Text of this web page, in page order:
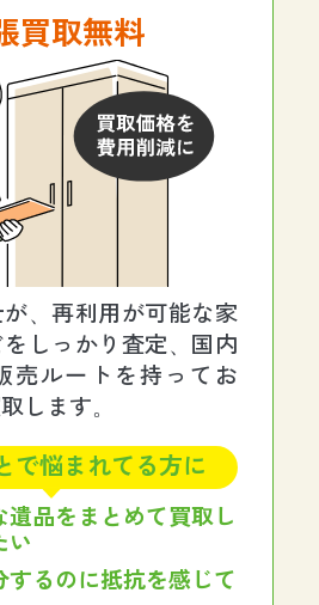
買取無料
、再利用が可能な家
しっかり査定、国内
売ルートを持ってお
します。
で悩まれてる方に
遺品をまとめて買取し
い
するのに抵抗を感じて